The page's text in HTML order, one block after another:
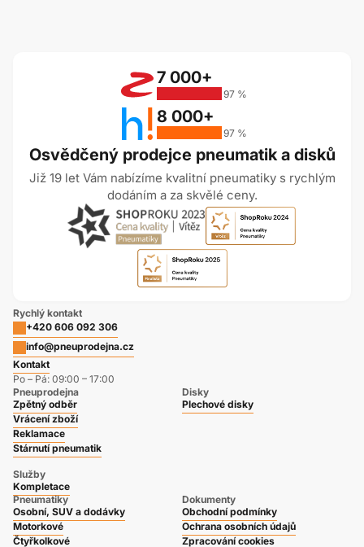
Osvědčený prodejce pneumatik a disků
Již 19 let Vám nabízíme kvalitní pneumatiky s rychlým
dodáním a za skvělé ceny.
7 000+
97 %
8 000+
97 %
Rychlý kontakt
+420 606 092 306
info@pneuprodejna.cz
Kontakt
Po – Pá: 09:00 – 17:00
Pneuprodejna
Zpětný odběr
Vrácení zboží
Reklamace
Stárnutí pneumatik
Služby
Kompletace
Disky
Plechové disky
Pneumatiky
Osobní, SUV a dodávky
Motorkové
Čtyřkolkové
Dokumenty
Obchodní podmínky
Ochrana osobních údajů
Zpracování cookies